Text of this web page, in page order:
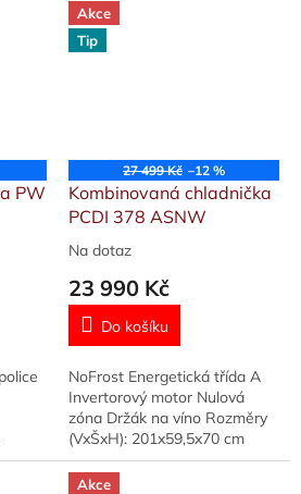
PW
Akce
Tip
27 499 Kč –12 %
Kombinovaná chladnička
PCDI 378 ASNW
Průměrné
produktu
5,0
5
hvězdiček.
Na dotaz
23 990 Kč
Do košíku
NoFrost Energetická třída A
Invertorový motor Nulová
zóna Držák na víno Rozměry
(VxŠxH): 201x59,5x70 cm
Akce